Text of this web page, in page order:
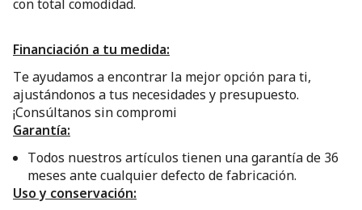
con total comodidad.
Financiación a tu medida:
Te ayudamos a encontrar la mejor opción para ti,
ajustándonos a tus necesidades y presupuesto.
¡Consúltanos sin compromi
Garantía:
Todos nuestros artículos tienen una garantía de 36
meses ante cualquier defecto de fabricación.
Uso y conservación: